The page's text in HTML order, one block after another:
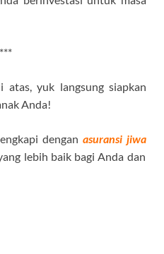
***
atas, yuk langsung siapkan
Anda!
dengan asuransi jiwa
lebih baik bagi Anda dan